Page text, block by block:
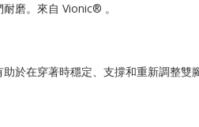
磨。來自 Vionic® 。
於在穿著時穩定、支撐和重新調整雙